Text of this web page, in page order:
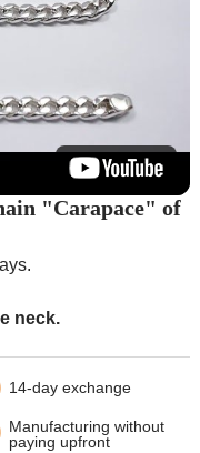
"Carapace" of
neck.
14-day exchange
Manufacturing without
paying upfront